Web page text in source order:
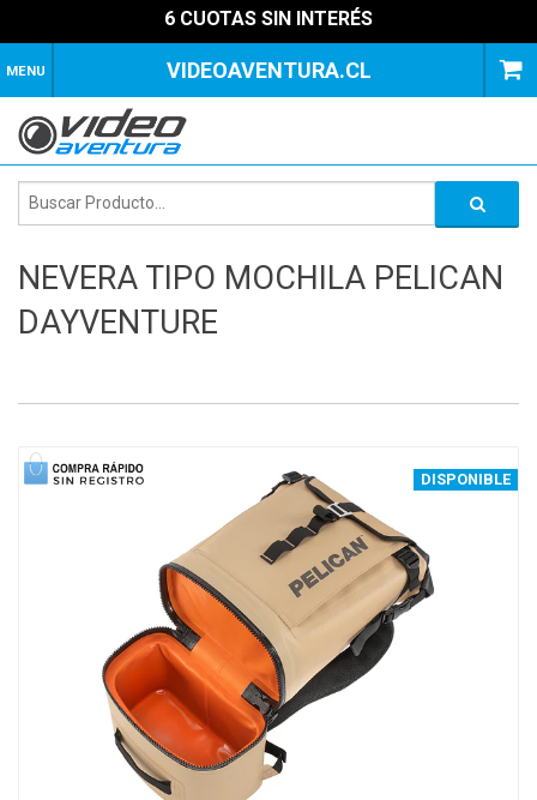
6 CUOTAS SIN INTERÉS
MENU VIDEOAVENTURA.CL
NEVERA TIPO MOCHILA PELICAN
DAYVENTURE
DISPONIBLE
1 of 4